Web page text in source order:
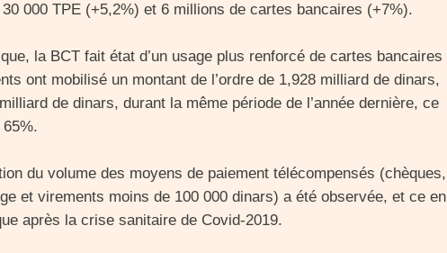
000 TPE (+5,2%) et 6 millions de cartes bancaires (+7%).
la BCT fait état d’un usage plus renforcé de cartes bancaires
ont mobilisé un montant de l’ordre de 1,928 milliard de dinars,
de dinars, durant la même période de l’année dernière, ce
du volume des moyens de paiement télécompensés (chèques,
et virements moins de 100 000 dinars) a été observée, et ce en
après la crise sanitaire de Covid-2019.